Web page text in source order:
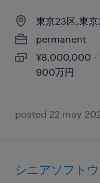
東京23区,東
permanent
¥8,000,000 -
900万円
posted 22 may
シニアソフト